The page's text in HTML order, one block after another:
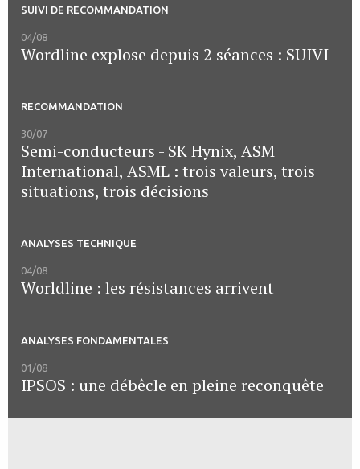
SUIVI DE RECOMMANDATION
04/08
Wordline explose depuis 2 séances : SUIVI
RECOMMANDATION
30/07
Semi-conducteurs - SK Hynix, ASM
International, ASML : trois valeurs, trois
situations, trois décisions
ANALYSES TECHNIQUE
04/08
Worldline : les résistances arrivent
ANALYSES FONDAMENTALES
01/08
IPSOS : une débêcle en pleine reconquête